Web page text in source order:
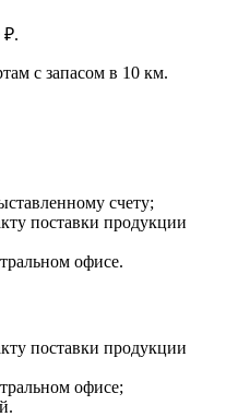
₽.
с запасом в 10 км.
счету;
поставки продукции
офисе.
поставки продукции
офисе;